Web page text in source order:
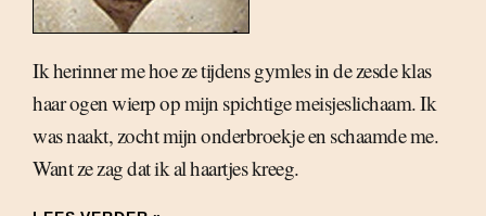
Ik herinner me hoe ze tijdens gymles in de zesde klas
haar ogen wierp op mijn spichtige meisjeslichaam. Ik
was naakt, zocht mijn onderbroekje en schaamde me.
Want ze zag dat ik al haartjes kreeg.